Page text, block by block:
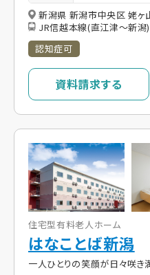
新潟県 新潟市中央区 姥ヶ
JR信越本線(直江津～新
認知症可
資料請求する
住宅型有料老人ホーム
はなことば新潟
一人ひとりの笑顔が日々咲